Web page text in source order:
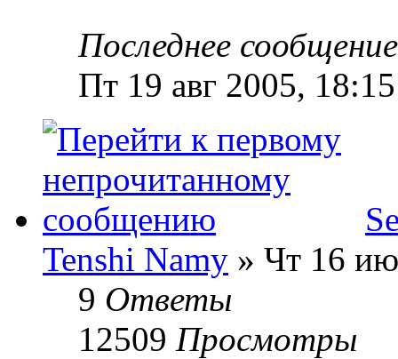
Последнее
Пт 19 авг 2005, 18:15
Tenshi Namy » Чт 16
9 Ответы
12509 Просмотры